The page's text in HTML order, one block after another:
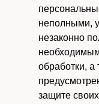
неполными,
незаконно
обработки, а
защите